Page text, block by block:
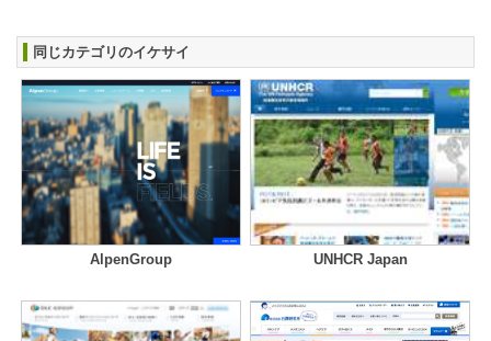
同じカテゴリのイケサイ
AlpenGroup UNHCR Japan